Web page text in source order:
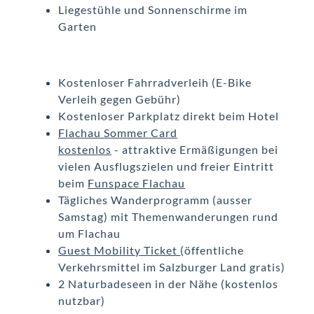
Liegestühle und Sonnenschirme im
Garten
Kostenloser Fahrradverleih (E-Bike
Verleih gegen Gebühr)
Kostenloser Parkplatz direkt beim Hotel
Flachau Sommer Card
kostenlos - attraktive Ermäßigungen bei
vielen Ausflugszielen und freier Eintritt
beim Funspace Flachau
Tägliches Wanderprogramm (ausser
Samstag) mit Themenwanderungen rund
um Flachau
Guest Mobility Ticket (öffentliche
Verkehrsmittel im Salzburger Land gratis)
2 Naturbadeseen in der Nähe (kostenlos
nutzbar)